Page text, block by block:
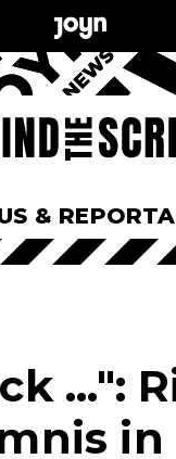
&
...":
in